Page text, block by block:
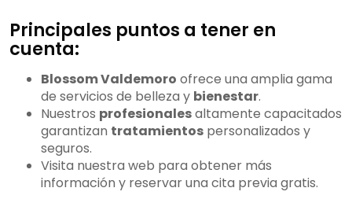
Principales puntos a tener en
cuenta:
Blossom Valdemoro ofrece una amplia gama
de servicios de belleza y bienestar.
Nuestros profesionalesaltamente capacitados
garantizan tratamientos personalizados y
seguros.
Visita nuestra web para obtener más
información y reservar una cita previa gratis.